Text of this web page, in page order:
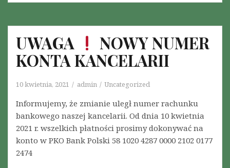
UWAGA
NOWY NUMER
KONTA KANCELARII
10 kwietnia, 2021 admin Uncategorized
Informujemy, że zmianie uległ numer rachunku
bankowego naszej kancelarii. Od dnia 10 kwietnia
2021 r. wszelkich płatności prosimy dokonywać na
konto w PKO Bank Polski 58 1020 4287 0000 2102 0177
2474